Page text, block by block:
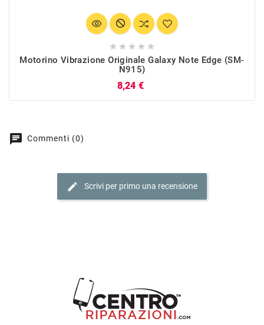
    
Motorino Vibrazione Originale Galaxy Note Edge (SM-
N915)
8,24 €
chat Commenti (0)
edit Scrivi per primo una recensione